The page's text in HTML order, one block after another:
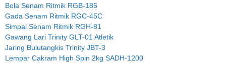
Bola Senam Ritmik RGB-185
Gada Senam Ritmik RGC-45C
Simpai Senam Ritmik RGH-81
Gawang Lari Trinity GLT-01 Atletik
Jaring Bulutangkis Trinity JBT-3
Lempar Cakram High Spin 2kg SADH-1200